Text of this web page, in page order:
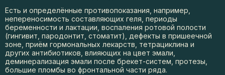
Есть и определённые противопоказания, например,
непереносимость составляющих геля, периоды
беременности и лактации, воспаления ротовой полости
(гингивит, пародонтит, стоматит), дефекты в пришеечной
зоне, приём гормональных лекарств, тетрациклина и
других антибиотиков, влияющих на цвет эмали,
деминерализация эмали после брекет-систем, протезы,
большие пломбы во фронтальной части ряда.